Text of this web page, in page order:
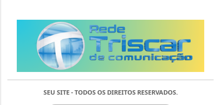
SEU SITE - TODOS OS DIREITOS RESERVADOS.